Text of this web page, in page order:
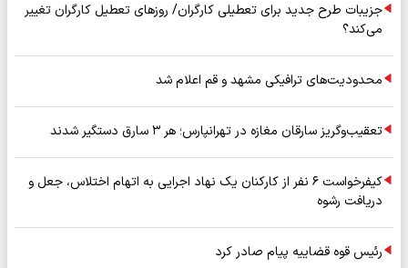
جزیبات طرح جدید برای تعطیلی کارگران/ روزهای تعطیل کارگران تغییر
می‌کند؟
محدودیت‌های ترافیکی مشهد و قم اعلام شد
تعقیب‌وگریز سارقان مغازه در تهرانپارس؛ هر ۳ سارق دستگیر شدند
کیفرخواست ۶ نفر از کارکنان یک نهاد اجرایی به اتهام اختلاس، جعل و
دریافت رشوه
رئیس قوه قضاییه پیام صادر کرد